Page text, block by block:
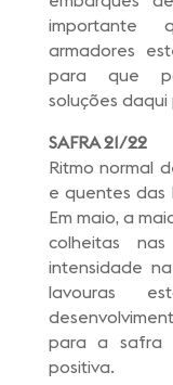
importante
armadores
para que
soluções
SAFRA 21/22
Ritmo normal
e quentes
Em maio, a
colheitas
intensidade
lavouras
para a safra
positiva.